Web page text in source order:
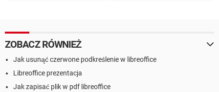
ZOBACZ RÓWNIEŻ
Jak usunąć czerwone podkreślenie w libreoffice
Libreoffice prezentacja
Jak zapisać plik w pdf libreoffice